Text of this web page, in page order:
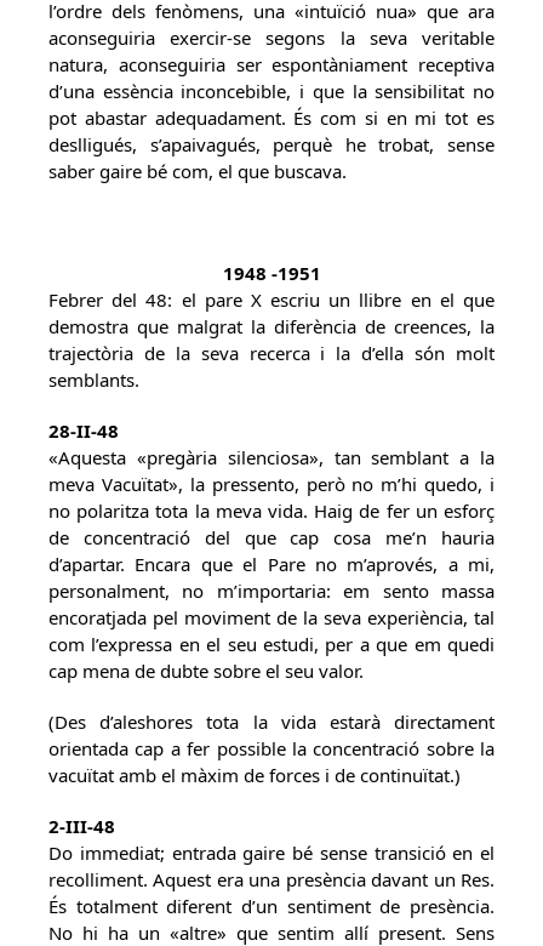
l’ordre dels fenòmens, una «intuïció nua» que ara
aconseguiria exercir-se segons la seva veritable
natura, aconseguiria ser espontàniament receptiva
d’una essència inconcebible, i que la sensibilitat no
pot abastar adequadament. És com si en mi tot es
deslligués, s’apaivagués, perquè he trobat, sense
saber gaire bé com, el que buscava.
1948 -1951
Febrer del 48: el pare X escriu un llibre en el que
demostra que malgrat la diferència de creences, la
trajectòria de la seva recerca i la d’ella són molt
semblants.
28-II-48
«Aquesta «pregària silenciosa», tan semblant a la
meva Vacuïtat», la pressento, però no m’hi quedo, i
no polaritza tota la meva vida. Haig de fer un esforç
de concentració del que cap cosa me’n hauria
d’apartar. Encara que el Pare no m’aprovés, a mi,
personalment, no m’importaria: em sento massa
encoratjada pel moviment de la seva experiència, tal
com l’expressa en el seu estudi, per a que em quedi
cap mena de dubte sobre el seu valor.
(Des d’aleshores tota la vida estarà directament
orientada cap a fer possible la concentració sobre la
vacuïtat amb el màxim de forces i de continuïtat.)
2-III-48
Do immediat; entrada gaire bé sense transició en el
recolliment. Aquest era una presència davant un Res.
És totalment diferent d’un sentiment de presència.
No hi ha un «altre» que sentim allí present. Sens